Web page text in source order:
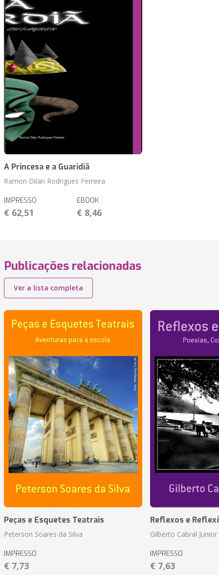
A Princesa e a Guaridiã
Ramon Dilan Rodrigues Ferreira
IMPRESSO
€ 62,51
EBOOK
€ 8,46
Publicações relacionadas
Ver a lista completa
Peças e Esquetes Teatrais
Peterson Soares da Silva
IMPRESSO
€ 7,73
Reflexos e
Gilberto Cabral Junior
IMPRESSO
€ 7,63